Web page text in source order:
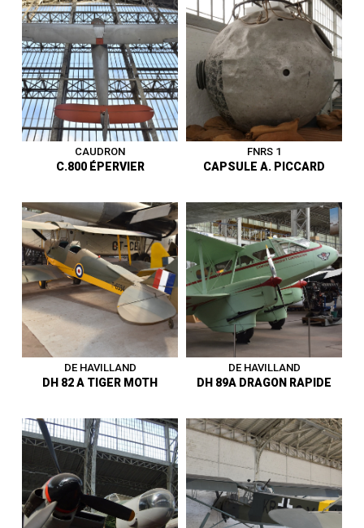
Avion d’écolage élémentaire -
Allemagne - Premier vol en
février 1939 - Vit. Max. 215
km/h - Épave retrouvée à
Ostende, restaurée par l’AELR
- Entre au musée en 1977.
1919 - 1945|Avion
Avion de transport - États-
Unis - Premier vol en
décembre 1935 - Vit. Max. 360
km/h - Force Aérienne Belge
de 1946 à 1976 - Entre au
musée en 1973.
1919 - 1945 |Avion
CAUDRON
C.800 ÉPERVIER
Planeur biplace côte à côte -
France - Premier vol en
janvier 1942 - Entre au musée
en 1973.
1919 - 1945 Avion
FNRS 1
CAPSULE A. PICCARD
Ballon Stratosphérique -
Financé par Fonds national
Belge de la recherche
scientifique - Construction de
la capsule Bathyscaphe en
Belgique - Premier vol en mai
1931 - Alt. Max.15.780 m. -
Entre au musée en 1972.
1919 - 1945 |Ballon
DE HAVILLAND
DH 82 A TIGER MOTH
Biplan d'entrainement
élémentaire - Royaume-Uni –
Premier vol en octobre 1931 -
Vit. Max. 167 km/h - Force
Aérienne Belge de 1945 à
1948 - Entre au musée en
2005.
DE HAVILLAND
DH 89A DRAGON RAPIDE
Transport, entrainement à la
navigation - Royaume Uni -
Premier vol le 17 avril 1934 -
Construit à 73 exemplaires -
Vitesse maximum 253 km/h -
Arrivé au musée en 1973.